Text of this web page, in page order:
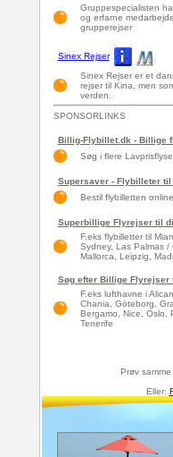
Gruppespecialisten
og erfarne
grupperejser
Sinex Rejser
Sinex Rejser er et
rejser til Kina, men
verden.
SPONSORLINKS
Billig-Flybillet.dk - Billige
Søg i flere
Supersaver - Flybilleter
Bestil flybilletten
Superbillige Flyrejser til
F.eks flybilletter til
Sydney, Las Palmas /
Mallorca, Leipzig,
Søg efter Billige Flyrejser
F.eks lufthavne i
Chania, Göteborg,
Bergamo, Nice, Oslo,
Tenerife
Prøv
Eller: